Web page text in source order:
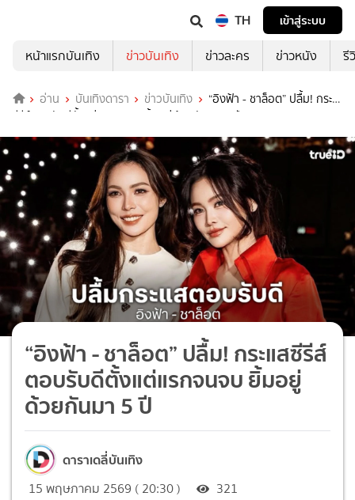
TH
เข้าสู่ระบบ
หน้าแรกบันเทิง
ข่าวบันเทิง ข่าวละคร ข่าวหนัง รี
อ่าน บันเทิงดารา ข่าวบันเทิง
“อิงฟ้า - ชาล็อต” ปลื้ม! กระแส
ซีรีส์ตอบรับดีตั้งแต่แรกจนจบ ยิ้มอยู่ด้วยกันมา 5 ปี
“อิงฟ้า - ชาล็อต” ปลื้ม! กระแสซีรีส์
ตอบรับดีตั้งแต่แรกจนจบ ยิ้มอยู่
ด้วยกันมา 5 ปี
ดาราเดลี่บันเทิง
15 พฤษภาคม 2569 ( 20:30 ) 321